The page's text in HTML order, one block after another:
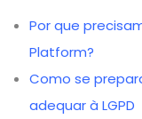
Por que
Platform?
Como se
adequar à LGPD